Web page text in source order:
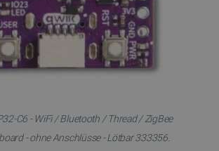
C6 - WiFi / Bluetooth / Thread / ZigBee
- ohne Anschlüsse - Lötbar 333356.